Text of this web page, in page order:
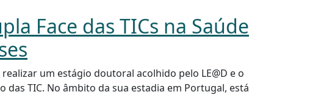
Face das TICs na Saúde
um estágio doutoral acolhido pelo LE@D e o
das TIC. No âmbito da sua estadia em Portugal, está